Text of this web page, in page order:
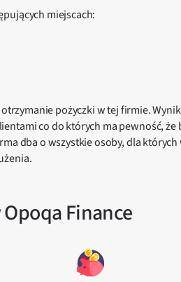
miejscach:
pożyczki w tej firmie.
co do których ma pewność, że
dba o wszystkie osoby, dla
Finance